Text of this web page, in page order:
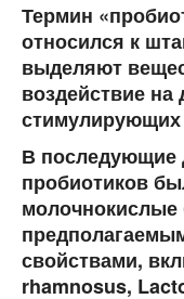
Термин
относился к
выделяют
воздействие на
стимулирующих
В последующие
пробиотиков
молочнокислые
свойствами,
rhamnosus,